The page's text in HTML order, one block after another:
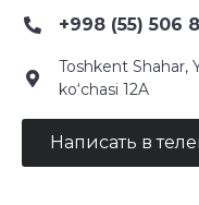
+998 (55) 506
Toshkent Shahar,
ko‘chasi 12A
Написать в